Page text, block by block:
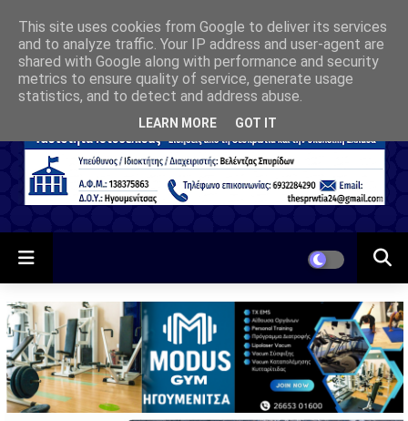
This site uses cookies from Google to deliver its services
and to analyze traffic. Your IP address and user-agent are
shared with Google along with performance and security
metrics to ensure quality of service, generate usage
statistics, and to detect and address abuse.
LEARN MORE GOT IT